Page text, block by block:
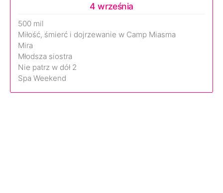
4 września
500 mil
Miłość, śmierć i dojrzewanie w Camp Miasma
Mira
Młodsza siostra
Nie patrz w dół 2
Spa Weekend